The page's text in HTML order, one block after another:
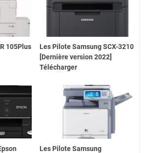
105Plus
Les Pilote Samsung SCX-3210
[Dernière version 2022]
Télécharger
Les Pilote Samsung